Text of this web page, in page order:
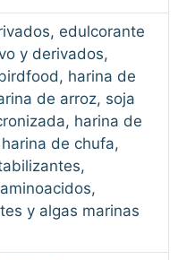
edulcorante
y derivados,
harina de
de arroz, soja
harina de
de chufa,
y algas marinas